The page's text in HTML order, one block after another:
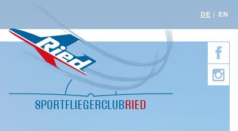
SPORTFLIEGERCLUBRIED
DE EN